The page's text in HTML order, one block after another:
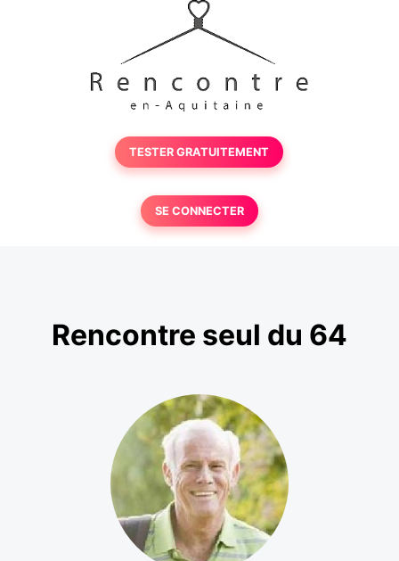
TESTER GRATUITEMENT
SE CONNECTER
Rencontre seul du 64